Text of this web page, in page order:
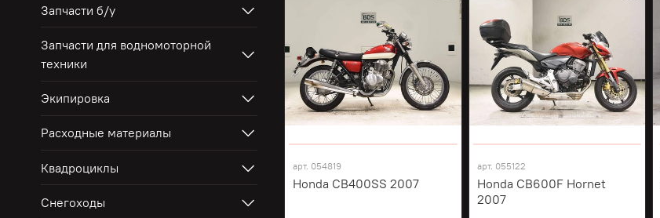
арт. 054819
Honda CB400SS 2007
арт. 055122
Honda CB600F Hornet
2007
Запчасти б/у
Запчасти для водномоторной
техники
Экипировка
Расходные материалы
Квадроциклы
Снегоходы